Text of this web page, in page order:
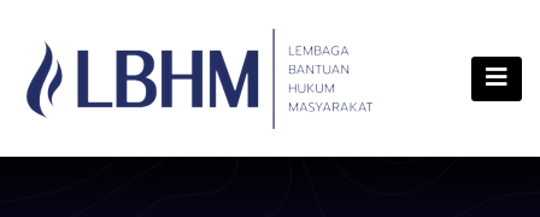
content